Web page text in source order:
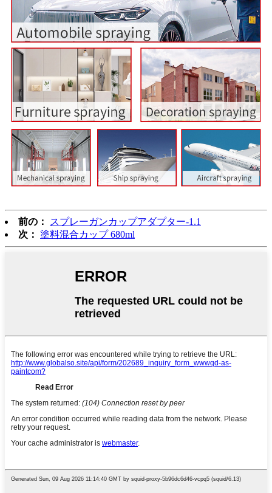
前の：
スプレーガンカップアダプター-1.1
次： 塗料混合カップ 680ml